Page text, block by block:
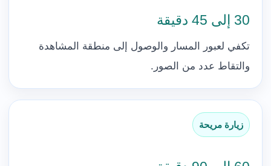
30 إلى 45 دقيقة
تكفي لعبور المسار والوصول إلى منطقة المشاهدة
والتقاط عدد من الصور.
زيارة مريحة